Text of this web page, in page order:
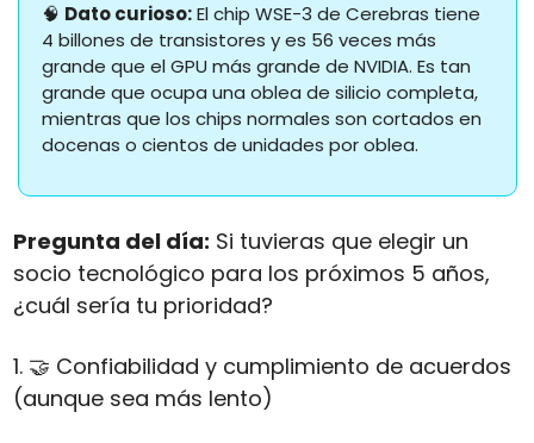
🧠 Dato curioso: El chip WSE-3 de Cerebras tiene
4 billones de transistores y es 56 veces más
grande que el GPU más grande de NVIDIA. Es tan
grande que ocupa una oblea de silicio completa,
mientras que los chips normales son cortados en
docenas o cientos de unidades por oblea.
Pregunta del día: Si tuvieras que elegir un
socio tecnológico para los próximos 5 años,
¿cuál sería tu prioridad?
1. 🤝 Confiabilidad y cumplimiento de acuerdos
(aunque sea más lento)